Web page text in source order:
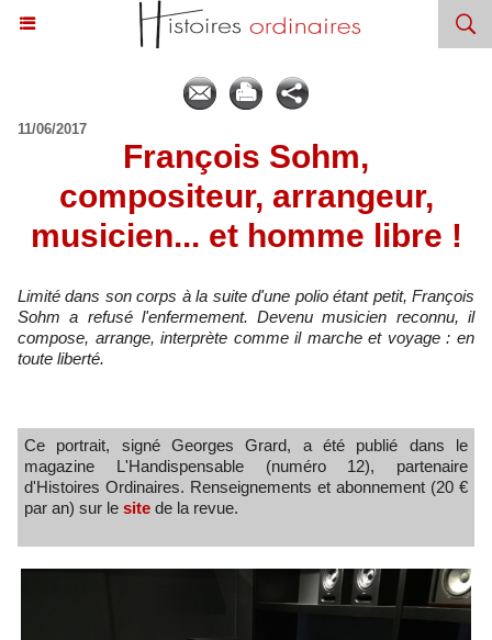
11/06/2017
François Sohm,
compositeur, arrangeur,
musicien... et homme libre !
Limité dans son corps à la suite d'une polio étant petit, François
Sohm a refusé l'enfermement. Devenu musicien reconnu, il
compose, arrange, interprète comme il marche et voyage : en
toute liberté.
Ce portrait, signé Georges Grard, a été publié dans le
magazine L'Handispensable (numéro 12), partenaire
d'Histoires Ordinaires. Renseignements et abonnement (20 €
par an) sur le site de la revue.